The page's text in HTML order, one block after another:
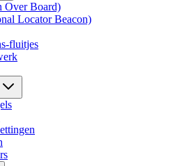
Over Board)
Locator Beacon)
fluitjes